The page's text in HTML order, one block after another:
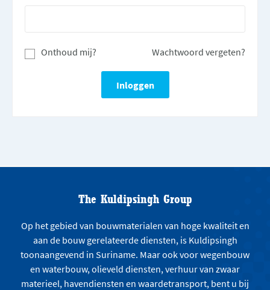
Wachtwoord vergeten?
Onthoud mij?
The Kuldipsingh Group
Op het gebied van bouwmaterialen van hoge kwaliteit en
aan de bouw gerelateerde diensten, is Kuldipsingh
toonaangevend in Suriname. Maar ook voor wegenbouw
en waterbouw, olieveld diensten, verhuur van zwaar
materieel, havendiensten en waardetransport, bent u bij